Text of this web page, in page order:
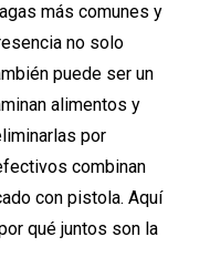
más comunes y
no solo
puede ser un
alimentos y
por
combinan
con pistola. Aquí
qué juntos son la